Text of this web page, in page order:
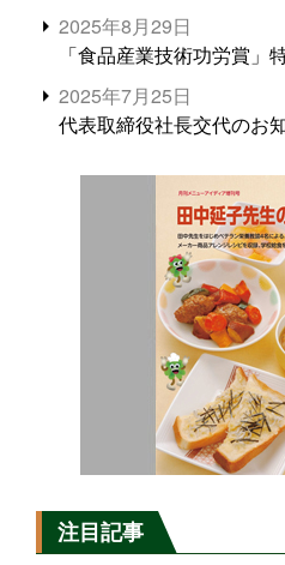
2025年8月29日
「食品産業技術功労賞」
2025年7月25日
代表取締役社長交代のお
注目記事